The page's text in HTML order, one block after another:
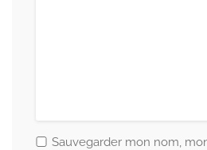
Sauvegarder mon nom,